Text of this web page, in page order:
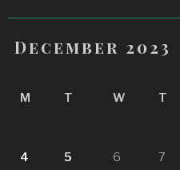
December 2023
M T W T
4 5 6 7